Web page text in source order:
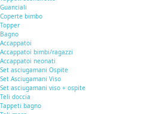
Guanciali
Coperte bimbo
Topper
Bagno
Accappatoi
Accappatoi bimbi/ragazzi
Accappatoi neonati
Set asciugamani Ospite
Set Asciugamani Viso
Set asciugamani viso + ospite
Teli doccia
Tappeti bagno